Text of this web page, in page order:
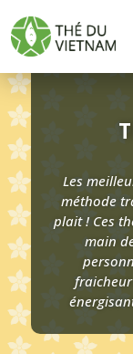
Les
méthode
plait ! Ces
main